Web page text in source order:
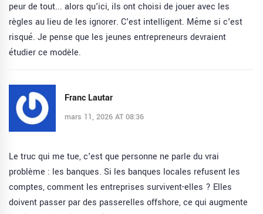
peur de tout... alors qu'ici, ils ont choisi de jouer avec les
règles au lieu de les ignorer. C'est intelligent. Même si c'est
risqué. Je pense que les jeunes entrepreneurs devraient
étudier ce modèle.
Franc Lautar
mars 11, 2026 AT 08:36
Le truc qui me tue, c'est que personne ne parle du vrai
problème : les banques. Si les banques locales refusent les
comptes, comment les entreprises survivent-elles ? Elles
doivent passer par des passerelles offshore, ce qui augmente